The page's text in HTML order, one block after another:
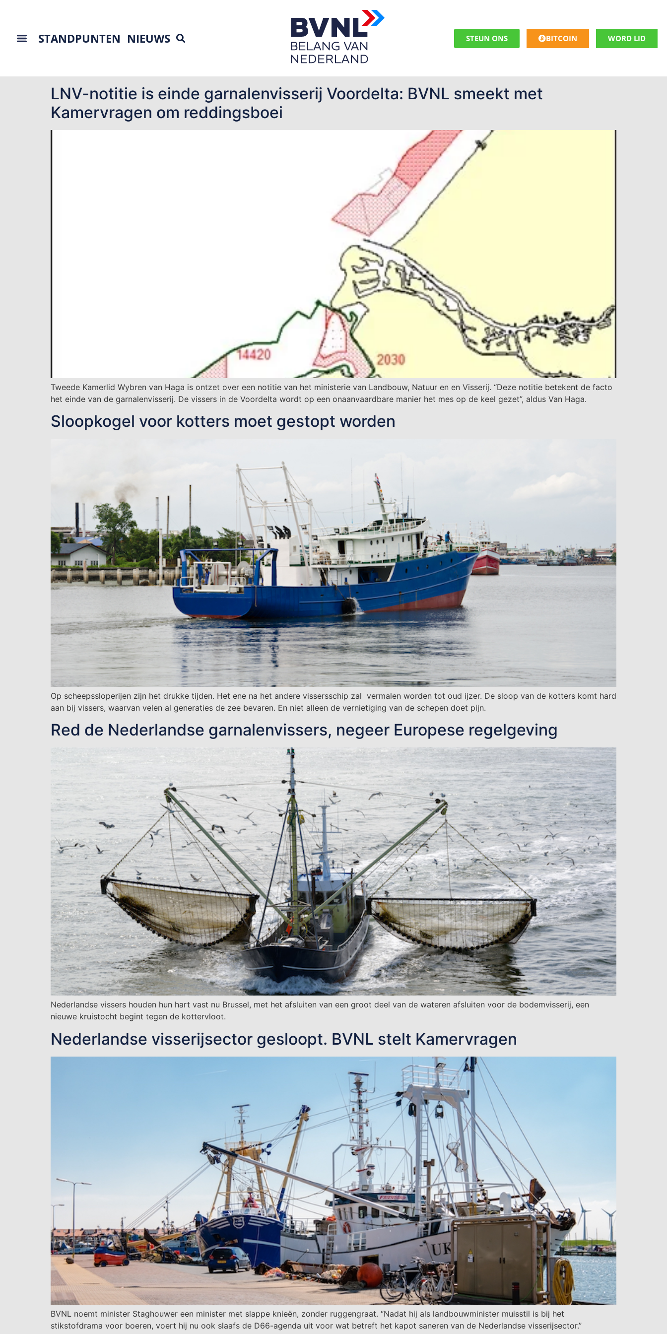
STANDPUNTEN NIEUWS STEUN ONS BITCOIN WORD LID
LNV-notitie is einde garnalenvisserij Voordelta: BVNL smeekt met
Kamervragen om reddingsboei
Tweede Kamerlid Wybren van Haga is ontzet over een notitie van het ministerie van Landbouw, Natuur en en Visserij. “Deze notitie betekent de facto
het einde van de garnalenvisserij. De vissers in de Voordelta wordt op een onaanvaardbare manier het mes op de keel gezet”, aldus Van Haga.
Sloopkogel voor kotters moet gestopt worden
Op scheepssloperijen zijn het drukke tijden. Het ene na het andere vissersschip zal vermalen worden tot oud ijzer. De sloop van de kotters komt hard
aan bij vissers, waarvan velen al generaties de zee bevaren. En niet alleen de vernietiging van de schepen doet pijn.
Red de Nederlandse garnalenvissers, negeer Europese regelgeving
Nederlandse vissers houden hun hart vast nu Brussel, met het afsluiten van een groot deel van de wateren afsluiten voor de bodemvisserij, een
nieuwe kruistocht begint tegen de kottervloot.
Nederlandse visserijsector gesloopt. BVNL stelt Kamervragen
BVNL noemt minister Staghouwer een minister met slappe knieën, zonder ruggengraat. “Nadat hij als landbouwminister muisstil is bij het
stikstofdrama voor boeren, voert hij nu ook slaafs de D66-agenda uit voor wat betreft het kapot saneren van de Nederlandse visserijsector.”